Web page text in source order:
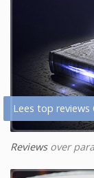
Lees top reviews
Reviewsover